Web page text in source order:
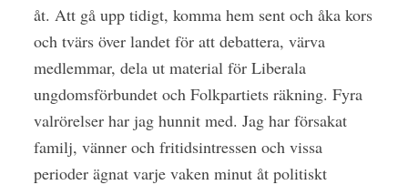
åt. Att gå upp tidigt, komma hem sent och åka kors
och tvärs över landet för att debattera, värva
medlemmar, dela ut material för Liberala
ungdomsförbundet och Folkpartiets räkning. Fyra
valrörelser har jag hunnit med. Jag har försakat
familj, vänner och fritidsintressen och vissa
perioder ägnat varje vaken minut åt politiskt